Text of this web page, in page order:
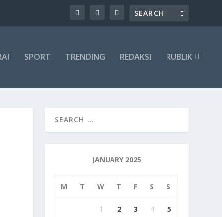
SPORT TRENDING REDAKSI RUBLIK
JANUARY 2025
M T W T F S S
1 2 3 4 5